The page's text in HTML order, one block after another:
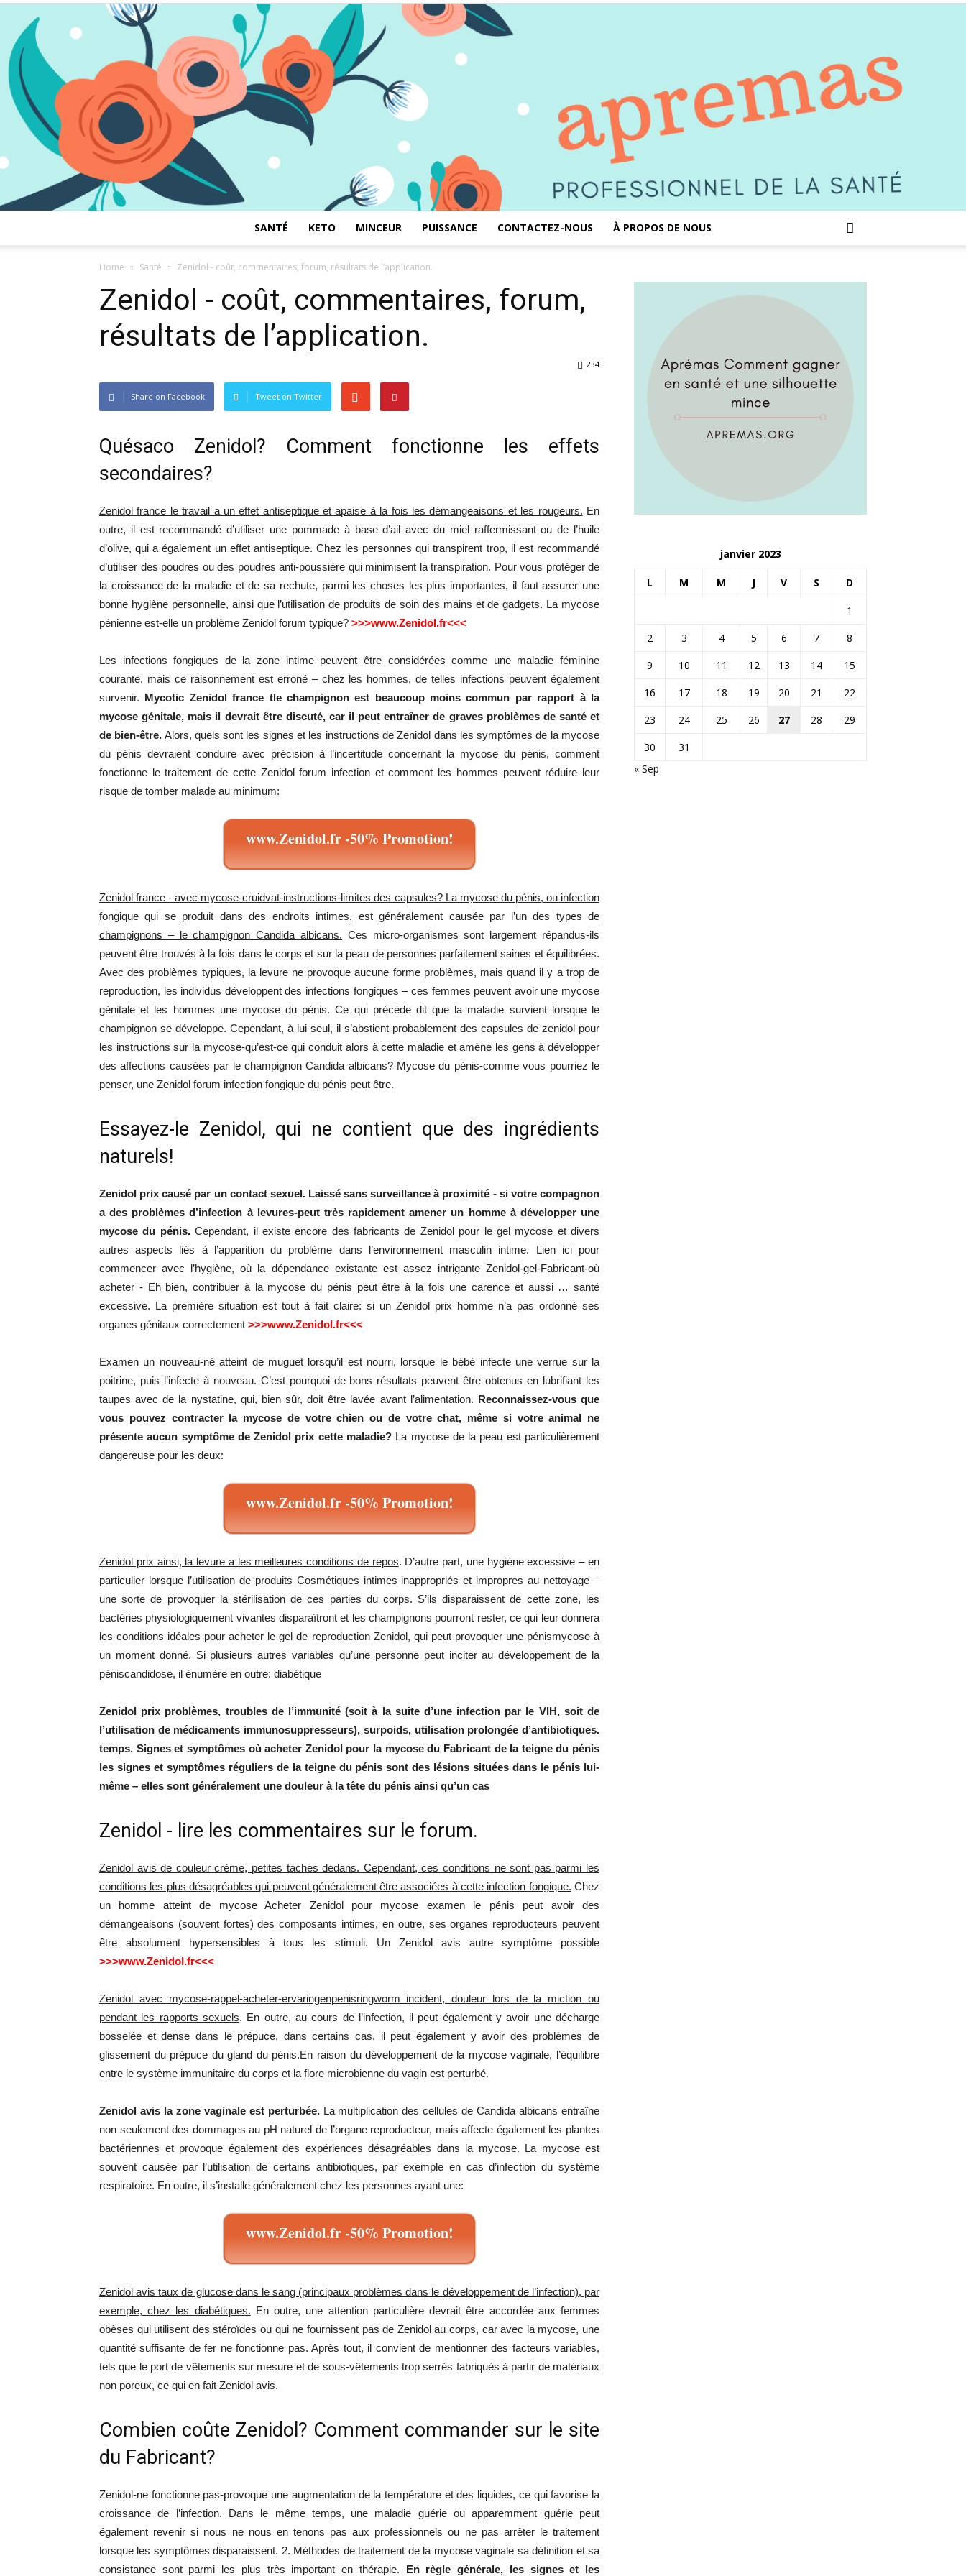
gagner
en
et
silhouette
mince
SANTÉ KETO MINCEUR PUISSANCE CONTACTEZ-NOUS À PROPOS DE NOUS
Home Santé Zenidol - coût, commentaires, forum, résultats de l’application.
Zenidol - coût, commentaires, forum,
résultats de l’application.
234
Share on Facebook Tweet on Twitter
Quésaco Zenidol? Comment fonctionne les effets
secondaires?
Zenidol france le travail a un effet antiseptique et apaise à la fois les démangeaisons et les rougeurs. En
outre, il est recommandé d’utiliser une pommade à base d’ail avec du miel raffermissant ou de l’huile
d’olive, qui a également un effet antiseptique. Chez les personnes qui transpirent trop, il est recommandé
d’utiliser des poudres ou des poudres anti-poussière qui minimisent la transpiration. Pour vous protéger de
la croissance de la maladie et de sa rechute, parmi les choses les plus importantes, il faut assurer une
bonne hygiène personnelle, ainsi que l’utilisation de produits de soin des mains et de gadgets. La mycose
pénienne est-elle un problème Zenidol forum typique? >>>www.Zenidol.fr<<<
Les infections fongiques de la zone intime peuvent être considérées comme une maladie féminine
courante, mais ce raisonnement est erroné – chez les hommes, de telles infections peuvent également
survenir. Mycotic Zenidol france tle champignon est beaucoup moins commun par rapport à la
mycose génitale, mais il devrait être discuté, car il peut entraîner de graves problèmes de santé et
de bien-être. Alors, quels sont les signes et les instructions de Zenidol dans les symptômes de la mycose
du pénis devraient conduire avec précision à l’incertitude concernant la mycose du pénis, comment
fonctionne le traitement de cette Zenidol forum infection et comment les hommes peuvent réduire leur
risque de tomber malade au minimum:
www.Zenidol.fr -50% Promotion!
Zenidol france - avec mycose-cruidvat-instructions-limites des capsules? La mycose du pénis, ou infection
fongique qui se produit dans des endroits intimes, est généralement causée par l’un des types de
champignons – le champignon Candida albicans. Ces micro-organismes sont largement répandus-ils
peuvent être trouvés à la fois dans le corps et sur la peau de personnes parfaitement saines et équilibrées.
Avec des problèmes typiques, la levure ne provoque aucune forme problèmes, mais quand il y a trop de
reproduction, les individus développent des infections fongiques – ces femmes peuvent avoir une mycose
génitale et les hommes une mycose du pénis. Ce qui précède dit que la maladie survient lorsque le
champignon se développe. Cependant, à lui seul, il s’abstient probablement des capsules de zenidol pour
les instructions sur la mycose-qu’est-ce qui conduit alors à cette maladie et amène les gens à développer
des affections causées par le champignon Candida albicans? Mycose du pénis-comme vous pourriez le
penser, une Zenidol forum infection fongique du pénis peut être.
Essayez-le Zenidol, qui ne contient que des ingrédients
naturels!
Zenidol prix causé par un contact sexuel. Laissé sans surveillance à proximité - si votre compagnon
a des problèmes d’infection à levures-peut très rapidement amener un homme à développer une
mycose du pénis.Cependant, il existe encore des fabricants de Zenidol pour le gel mycose et divers
autres aspects liés à l’apparition du problème dans l’environnement masculin intime. Lien ici pour
commencer avec l’hygiène, où la dépendance existante est assez intrigante Zenidol-gel-Fabricant-où
acheter - Eh bien, contribuer à la mycose du pénis peut être à la fois une carence et aussi … santé
excessive. La première situation est tout à fait claire: si un Zenidol prix homme n’a pas ordonné ses
organes génitaux correctement >>>www.Zenidol.fr<<<
Examen un nouveau-né atteint de muguet lorsqu’il est nourri, lorsque le bébé infecte une verrue sur la
poitrine, puis l’infecte à nouveau. C’est pourquoi de bons résultats peuvent être obtenus en lubrifiant les
taupes avec de la nystatine, qui, bien sûr, doit être lavée avant l’alimentation. Reconnaissez-vous que
vous pouvez contracter la mycose de votre chien ou de votre chat, même si votre animal ne
présente aucun symptôme de Zenidol prix cette maladie? La mycose de la peau est particulièrement
dangereuse pour les deux:
www.Zenidol.fr -50% Promotion!
Zenidol prix ainsi, la levure a les meilleures conditions de repos. D’autre part, une hygiène excessive – en
particulier lorsque l’utilisation de produits Cosmétiques intimes inappropriés et impropres au nettoyage –
une sorte de provoquer la stérilisation de ces parties du corps. S’ils disparaissent de cette zone, les
bactéries physiologiquement vivantes disparaîtront et les champignons pourront rester, ce qui leur donnera
les conditions idéales pour acheter le gel de reproduction Zenidol, qui peut provoquer une pénismycose à
un moment donné. Si plusieurs autres variables qu’une personne peut inciter au développement de la
péniscandidose, il énumère en outre: diabétique
Zenidol prix problèmes, troubles de l’immunité (soit à la suite d’une infection par le VIH, soit de
l’utilisation de médicaments immunosuppresseurs), surpoids, utilisation prolongée d’antibiotiques.
temps. Signes et symptômes où acheter Zenidol pour la mycose du Fabricant de la teigne du pénis
les signes et symptômes réguliers de la teigne du pénis sont des lésions situées dans le pénis lui-
même – elles sont généralement une douleur à la tête du pénis ainsi qu’un cas
Zenidol - lire les commentaires sur le forum.
Zenidol avis de couleur crème, petites taches dedans. Cependant, ces conditions ne sont pas parmi les
conditions les plus désagréables qui peuvent généralement être associées à cette infection fongique. Chez
un homme atteint de mycose Acheter Zenidol pour mycose examen le pénis peut avoir des
démangeaisons (souvent fortes) des composants intimes, en outre, ses organes reproducteurs peuvent
être absolument hypersensibles à tous les stimuli. Un Zenidol avis autre symptôme possible
>>>www.Zenidol.fr<<<
Zenidol avec mycose-rappel-acheter-ervaringenpenisringworm incident, douleur lors de la miction ou
pendant les rapports sexuels. En outre, au cours de l’infection, il peut également y avoir une décharge
bosselée et dense dans le prépuce, dans certains cas, il peut également y avoir des problèmes de
glissement du prépuce du gland du pénis.En raison du développement de la mycose vaginale, l’équilibre
entre le système immunitaire du corps et la flore microbienne du vagin est perturbé.
Zenidol avis la zone vaginale est perturbée.La multiplication des cellules de Candida albicans entraîne
non seulement des dommages au pH naturel de l’organe reproducteur, mais affecte également les plantes
bactériennes et provoque également des expériences désagréables dans la mycose. La mycose est
souvent causée par l’utilisation de certains antibiotiques, par exemple en cas d’infection du système
respiratoire. En outre, il s’installe généralement chez les personnes ayant une:
www.Zenidol.fr -50% Promotion!
Zenidol avis taux de glucose dans le sang (principaux problèmes dans le développement de l’infection), par
exemple, chez les diabétiques. En outre, une attention particulière devrait être accordée aux femmes
obèses qui utilisent des stéroïdes ou qui ne fournissent pas de Zenidol au corps, car avec la mycose, une
quantité suffisante de fer ne fonctionne pas. Après tout, il convient de mentionner des facteurs variables,
tels que le port de vêtements sur mesure et de sous-vêtements trop serrés fabriqués à partir de matériaux
non poreux, ce qui en fait Zenidol avis.
Combien coûte Zenidol? Comment commander sur le site
du Fabricant?
Zenidol-ne fonctionne pas-provoque une augmentation de la température et des liquides, ce qui favorise la
croissance de l’infection. Dans le même temps, une maladie guérie ou apparemment guérie peut
également revenir si nous ne nous en tenons pas aux professionnels ou ne pas arrêter le traitement
lorsque les symptômes disparaissent. 2. Méthodes de traitement de la mycose vaginale sa définition et sa
consistance sont parmi les plus très important en thérapie. En règle générale, les signes et les
janvier 2023
L M M J V S D
1
2
3 4 5 6 7
8
9
10 11 12 13 14
15
16
17 18 19 20 21
22
23
24 25 26 27 28
29
30
31
« Sep